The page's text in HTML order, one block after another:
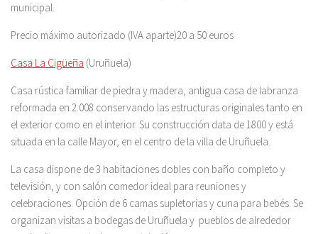
municipal.
Precio máximo autorizado (IVA aparte)20 a 50 euros
Casa La Cigüeña (Uruñuela)
Casa rústica familiar de piedra y madera, antigua casa de labranza
reformada en 2.008 conservando las estructuras originales tanto en
el exterior como en el interior. Su construcción data de 1800 y está
situada en la calle Mayor, en el centro de la villa de Uruñuela.
La casa dispone de 3 habitaciones dobles con baño completo y
televisión, y con salón comedor ideal para reuniones y
celebraciones. Opción de 6 camas supletorias y cuna para bebés. Se
organizan visitas a bodegas de Uruñuela y pueblos de alrededor